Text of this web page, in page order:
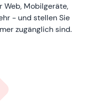
Web, Mobilgeräte,
- und stellen Sie
zugänglich sind.